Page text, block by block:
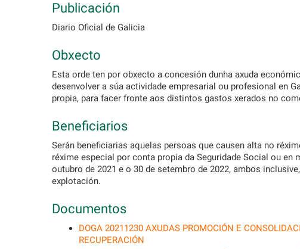
Publicación
Diario Oficial de Galicia
Obxecto
Esta orde ten por obxecto a concesión dunha axuda
desenvolver a súa actividade empresarial ou profesional en
propia, para facer fronte aos distintos gastos xerados no
Beneficiarios
Serán beneficiarias aquelas persoas que causen alta no
réxime especial por conta propia da Seguridade Social ou
outubro de 2021 e o 30 de setembro de 2022, ambos
explotación.
Documentos
DOGA 20211230 AXUDAS PROMOCIÓN E
RECUPERACIÓN